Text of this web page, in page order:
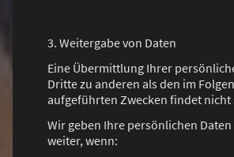
3. Weitergabe von Daten
Eine Übermittlung Ihrer
Dritte zu anderen als den im
aufgeführten Zwecken findet nicht
Wir geben Ihre persönlichen
weiter, wenn: